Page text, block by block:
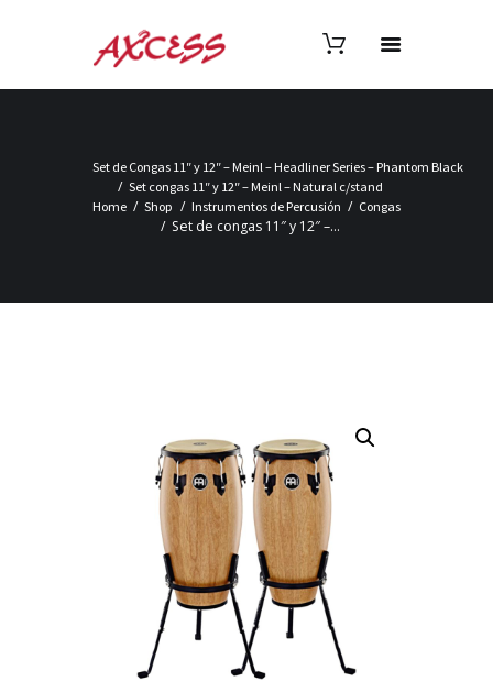
Set de Congas 11″ y 12″ – Meinl – Headliner Series – Phantom Black
Set congas 11″ y 12″ – Meinl – Natural c/stand
Home
Shop Instrumentos de Percusión Congas
Set de congas 11″ y 12″ –...